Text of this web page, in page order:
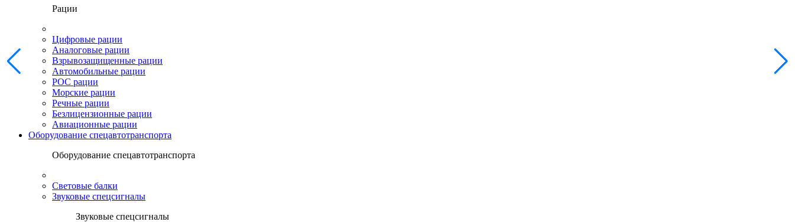
Рации
Цифровые рации
Аналоговые рации
Взрывозащищенные рации
Автомобильные рации
POC рации
Морские рации
Речные рации
Безлицензионные рации
Авиационные рации
Оборудование спецавтотранспорта
Оборудование спецавтотранспорта
Световые балки
Звуковые спецсигналы
Звуковые спецсигналы